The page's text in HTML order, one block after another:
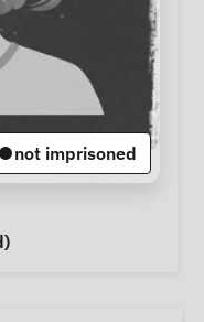
not imprisoned